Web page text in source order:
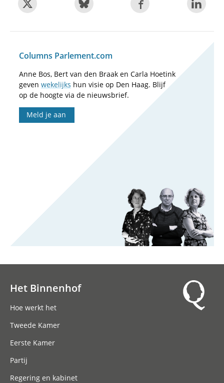
Columns Parlement.com
Anne Bos, Bert van den Braak en Carla Hoetink
geven wekelijks hun visie op Den Haag. Blijf
op de hoogte via de nieuwsbrief.
Meld je aan
Het Binnenhof
Hoe werkt het
Tweede Kamer
Eerste Kamer
Partij
Regering en kabinet